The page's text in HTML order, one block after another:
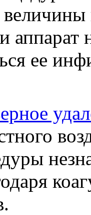
аппарат
ее